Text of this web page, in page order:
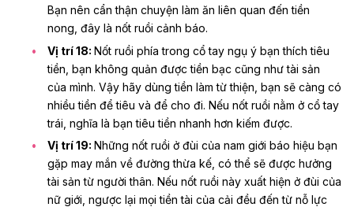
Bạn nên cẩn thận chuyện làm ăn liên quan đến tiền
nong, đây là nốt ruồi cảnh báo.
Vị trí 18: Nốt ruồi phía trong cổ tay ngụ ý bạn thích tiêu
tiền, bạn không quản được tiền bạc cũng như tài sản
của mình. Vậy hãy dùng tiền làm từ thiện, bạn sẽ càng có
nhiều tiền để tiêu và để cho đi. Nếu nốt ruồi nằm ở cổ tay
trái, nghĩa là bạn tiêu tiền nhanh hơn kiếm được.
Vị trí 19: Những nốt ruồi ở đùi của nam giới báo hiệu bạn
gặp may mắn về đường thừa kế, có thể sẽ được hưởng
tài sản từ người thân. Nếu nốt ruồi này xuất hiện ở đùi của
nữ giới, ngược lại mọi tiền tài của cải đều đến từ nỗ lực